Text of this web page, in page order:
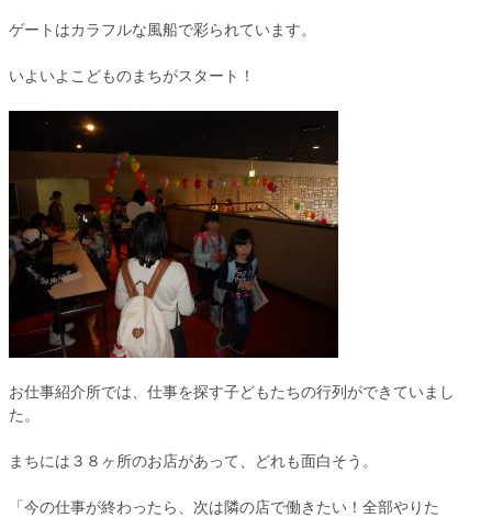
ゲートはカラフルな風船で彩られています。
いよいよこどものまちがスタート！
お仕事紹介所では、仕事を探す子どもたちの行列ができていまし
た。
まちには３８ヶ所のお店があって、どれも面白そう。
「今の仕事が終わったら、次は隣の店で働きたい！全部やりた